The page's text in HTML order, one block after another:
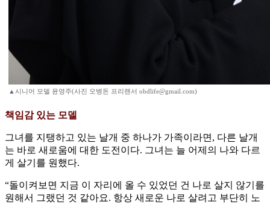
▲시니어 모델 윤영주(사진 오병돈 프리랜서 obdlife@gmail.com)
책임감 있는 모델
그녀를 지탱하고 있는 날개 중 하나가 가족이라면, 다른 날개
는 바로 새로움에 대한 도전이다. 그녀는 늘 어제의 나와 다르
게 살기를 원했다.
“돌이켜보면 지금 이 자리에 올 수 있었던 건 나로 살지 않기를
원해서 그랬던 것 같아요. 항상 새로운 나로 살려고 부단히 노